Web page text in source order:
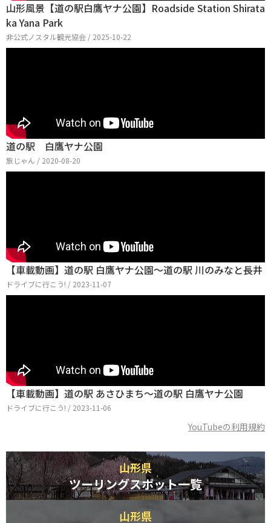
山形風景【道の駅白鷹ヤナ公園】Roadside Station Shirata
ka Yana Park
非公式ノスタル観光協会 / 2025-10-22
道の駅 白鷹ヤナ公園
旅じゃん / 2020-08-20
【車載動画】道の駅 白鷹ヤナ公園～道の駅 川のみなと長井
ドライブに行こう! / 2023-11-07
【車載動画】道の駅 あさひまち～道の駅 白鷹ヤナ公園
ドライブに行こう! / 2023-11-06
YouTubeの利用規約
山形県
ツーリングスポット一覧
山形県